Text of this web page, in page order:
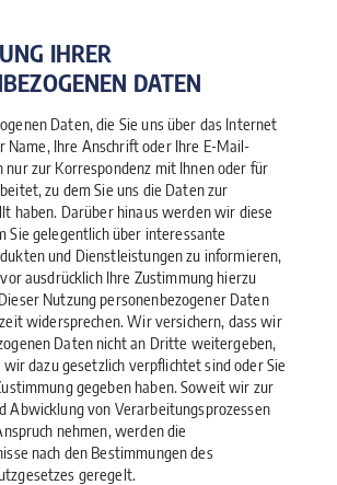
IHRER
DATEN
Daten, die Sie uns über das Internet
Name, Ihre Anschrift oder Ihre E-Mail-
zur Korrespondenz mit Ihnen oder für
zu dem Sie uns die Daten zur
haben. Darüber hinaus werden wir diese
Sie gelegentlich über interessante
und Dienstleistungen zu informieren,
ausdrücklich Ihre Zustimmung hierzu
Nutzung personenbezogener Daten
widersprechen. Wir versichern, dass wir
Daten nicht an Dritte weitergeben,
wir dazu gesetzlich verpflichtet sind oder Sie
gegeben haben. Soweit wir zur
Abwicklung von Verarbeitungsprozessen
nehmen, werden die
nach den Bestimmungen des
geregelt.